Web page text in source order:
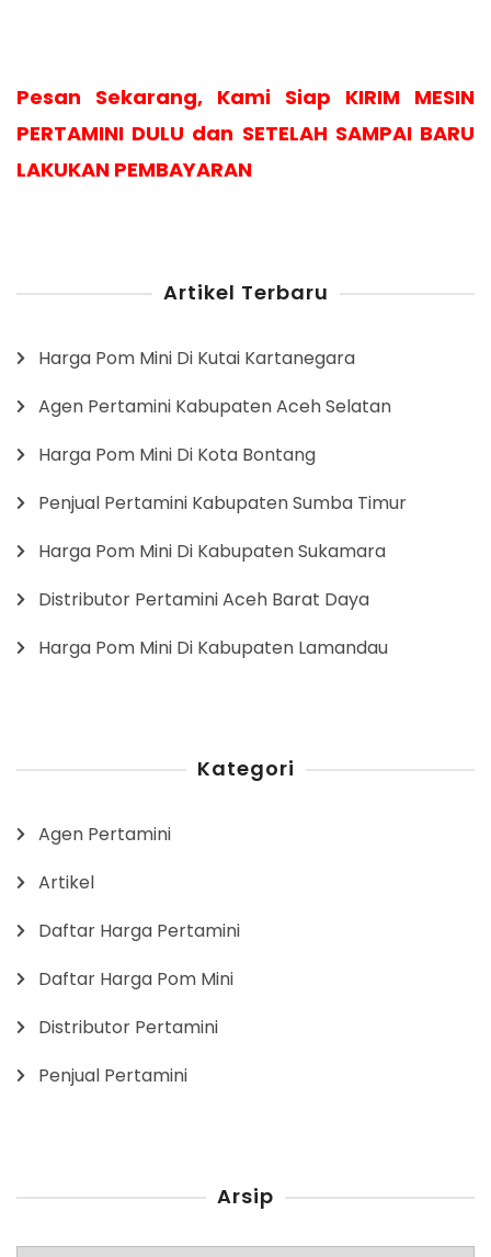
Pesan Sekarang, Kami Siap KIRIM MESIN
PERTAMINI DULU dan SETELAH SAMPAI BARU
LAKUKAN PEMBAYARAN
Artikel Terbaru
Harga Pom Mini Di Kutai Kartanegara
Agen Pertamini Kabupaten Aceh Selatan
Harga Pom Mini Di Kota Bontang
Penjual Pertamini Kabupaten Sumba Timur
Harga Pom Mini Di Kabupaten Sukamara
Distributor Pertamini Aceh Barat Daya
Harga Pom Mini Di Kabupaten Lamandau
Kategori
Agen Pertamini
Artikel
Daftar Harga Pertamini
Daftar Harga Pom Mini
Distributor Pertamini
Penjual Pertamini
Arsip